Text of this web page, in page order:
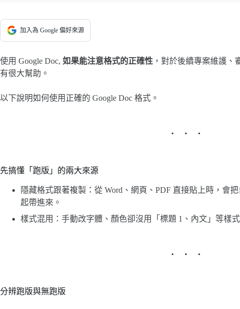
加入為 Google 偏好來源
使用 Google Doc, 如果能注意格式的正確性 ，對於後續專案維護
有很大幫助。
以下說明如何使用正確的 Google Doc 格式。
先搞懂「跑版」的兩大來源
隱藏格式跟著複製：從 Word、網頁、PDF 直接貼上時，會
起帶進來。
樣式混用：手動改字體、顏色卻沒用「標題 1、內文」等樣
分辨跑版與無跑版